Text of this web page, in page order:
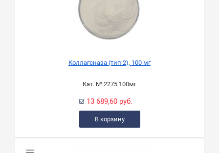
Коллагеназа (тип 2), 100 мг
Кат. №:2275.100мг
13 689,60 руб.
В корзину